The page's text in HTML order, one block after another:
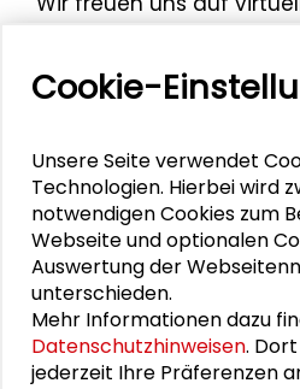
Ihr Team der Schader-
Mehr zum
Vielfältige Themenbereiche
"Ein Ort an dem man echt
Künstlerischer Ausdruck
Cookie-
Unsere Seite verwendet
Technologien. Hierbei wird
notwendigen Cookies zum
Webseite und optionalen
Auswertung der
unterschieden.
Mehr Informationen dazu
Datenschutzhinweisen.
jederzeit Ihre Präferenzen